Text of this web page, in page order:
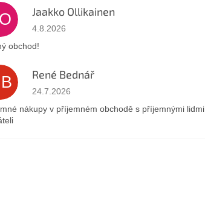
Jaakko Ollikainen
Hodnocení obchodu je 5 z 5 hvězdiček.
4.8.2026
obchod!
René Bednář
Hodnocení obchodu je 5 z 5 hvězdiček.
24.7.2026
nákupy v příjemném obchodě s příjemnými lidmi